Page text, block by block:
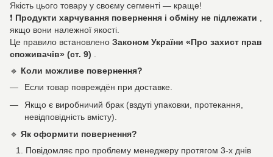
Якість цього товару у своєму сегменті — краще!
❗ Продукти харчування повернення і обміну не підлежати ,
якщо вони належної якості.
Це правило встановлено Законом України «Про захист прав
споживачів» (ст. 9) .
🔹 Коли можливе повернення?
Если товар повреждён при доставке.
Якщо є виробничий брак (вздуті упаковки, протекання,
невідповідність вмісту).
🔹 Як оформити повернення?
Повідомляє про проблему менеджеру протягом 3-х днів